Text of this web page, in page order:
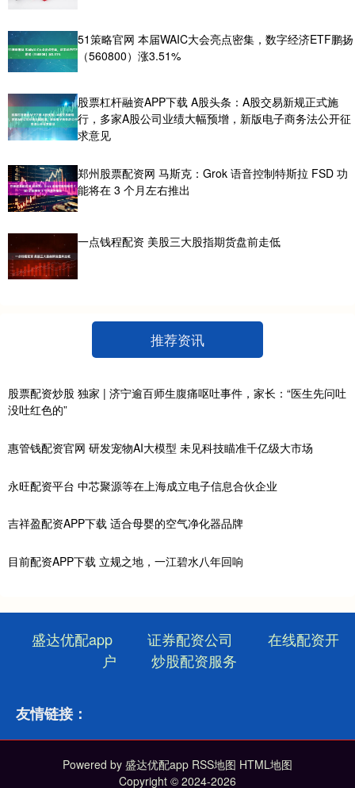
51策略官网 本届WAIC大会亮点密集，数字经济ETF鹏扬
（560800）涨3.51%
股票杠杆融资APP下载 A股头条：A股交易新规正式施
行，多家A股公司业绩大幅预增，新版电子商务法公开征
求意见
郑州股票配资网 马斯克：Grok 语音控制特斯拉 FSD 功
能将在 3 个月左右推出
一点钱程配资 美股三大股指期货盘前走低
推荐资讯
股票配资炒股 独家 | 济宁逾百师生腹痛呕吐事件，家长：“医生先问吐
没吐红色的”
惠管钱配资官网 研发宠物AI大模型 未见科技瞄准千亿级大市场
永旺配资平台 中芯聚源等在上海成立电子信息合伙企业
吉祥盈配资APP下载 适合母婴的空气净化器品牌
目前配资APP下载 立规之地，一江碧水八年回响
盛达优配app 证券配资公司
在线配资开
户
炒股配资服务
友情链接：
Powered by 盛达优配app RSS地图 HTML地图
Copyright © 2024-2026